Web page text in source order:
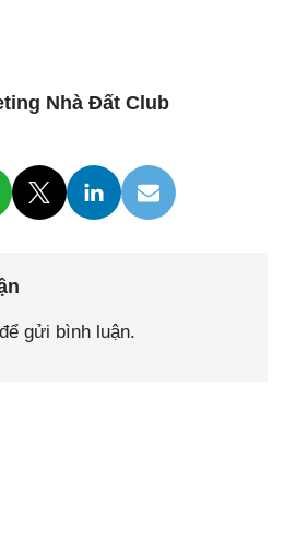
Nhà Đất Club
để gửi bình luận.